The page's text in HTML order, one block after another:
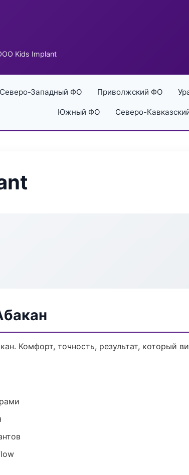
Kids Implant
Северо-Западный ФО Приволжский ФО
Южный ФО Северо-
Комфорт, точность, результат, который